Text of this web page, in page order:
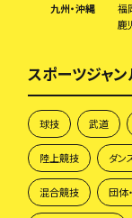
九州・沖縄
福
鹿
スポーツジャ
球技 武道
陸上競技 ダン
混合競技 団体